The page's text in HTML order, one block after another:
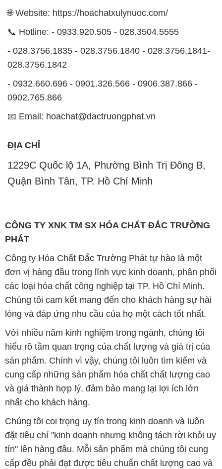
🌐 Website: https://hoachatxulynuoc.com/
📞 Hotline: - 0933.920.505 - 028.3504.5555
- 028.3756.1835 - 028.3756.1840 - 028.3756.1841-
028.3756.1842
- 0932.660.696 - 0901.326.566 - 0906.387.866 -
0902.765.866
📧 Email: hoachat@dactruongphat.vn
ĐỊA CHỈ
1229C Quốc lộ 1A, Phường Bình Trị Đông B,
Quận Bình Tân, TP. Hồ Chí Minh
CÔNG TY XNK TM SX HÓA CHẤT ĐẮC TRƯỜNG
PHÁT
Công ty Hóa Chất Đắc Trường Phát tự hào là một
đơn vị hàng đầu trong lĩnh vực kinh doanh, phân phối
các loại hóa chất công nghiệp tại TP. Hồ Chí Minh.
Chúng tôi cam kết mang đến cho khách hàng sự hài
lòng và đáp ứng nhu cầu của họ một cách tốt nhất.
Với nhiều năm kinh nghiệm trong ngành, chúng tôi
hiểu rõ tầm quan trọng của chất lượng và giá trị của
sản phẩm. Chính vì vậy, chúng tôi luôn tìm kiếm và
cung cấp những sản phẩm hóa chất chất lượng cao
và giá thành hợp lý, đảm bảo mang lại lợi ích lớn
nhất cho khách hàng.
Chúng tôi coi trọng uy tín trong kinh doanh và luôn
đặt tiêu chí "kinh doanh nhưng không tách rời khỏi uy
tín" lên hàng đầu. Mỗi sản phẩm mà chúng tôi cung
cấp đều phải đạt được tiêu chuẩn chất lượng cao và